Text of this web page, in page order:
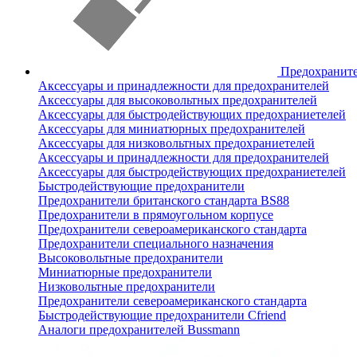
Аксессуары и принадлежности для предохранителей
Аксессуары для высоковольтных предохранителей
Аксессуары для быстродействующих предохраниетелей
Аксессуары для миниатюрных предохранителей
Аксессуары для низковольтных предохраниетелей
Аксессуары и принадлежности для предохранителей
Аксессуары для быстродействующих предохраниетелей
Быстродействующие предохранители
Предохранители британского стандарта BS88
Предохранители в прямоугольном корпусе
Предохранители североамериканского стандарта
Предохранители специального назначения
Высоковольтные предохранители
Миниатюрные предохранители
Низковольтные предохранители
Предохранители североамериканского стандарта
Быстродействующие предохранители Cfriend
Аналоги предохранителей Bussmann